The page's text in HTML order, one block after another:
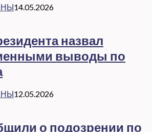
14.05.2026
назвал
выводы по
12.05.2026
о подозрении по